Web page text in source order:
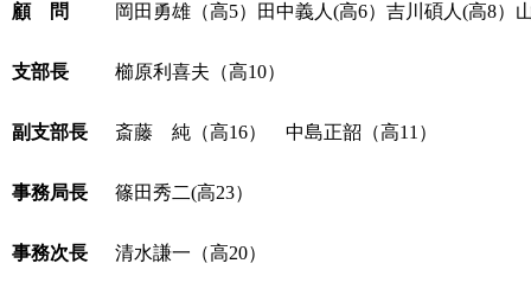
顧 問 岡田勇雄（高5）田中義人(高6）吉川碩人(高8）
支部長 櫛原利喜夫（高10）
副支部長 斎藤 純（高16） 中島正韶（高11）
事務局長 篠田秀二(高23）
事務次長 清水謙一（高20）